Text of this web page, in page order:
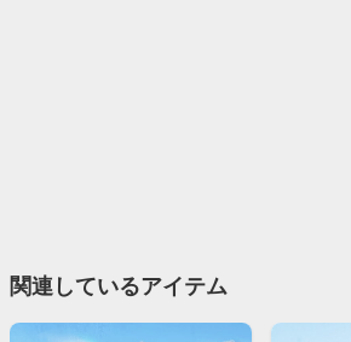
関連しているアイテム